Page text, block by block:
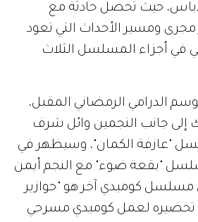
حيث تحصل حادثة مع
مجرى ومسير الأحداث التي تعود
في أجزاء المسلسل الثلاث
الدرامي الرمضاني المقبل،
إلى جانب النجمين وائل شرف
"عازفة الكمان"، وسيظهر في
"بقعة ضوء" مع النجم أيمن
كوميدي آخر هو "حوازير
تحضيره لعمل كوميدي مسرحي